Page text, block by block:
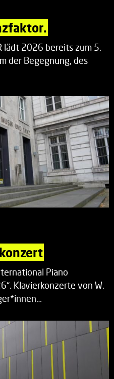
lädt 2026 bereits zum 5.
der Begegnung, des
Piano
Klavierkonzerte von W.